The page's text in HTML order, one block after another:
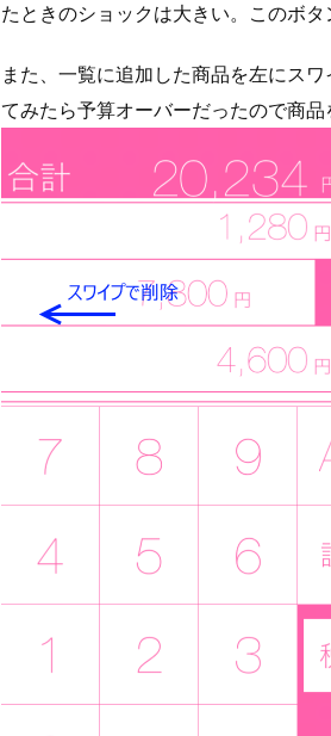
たときのショックは大きい。このボタ
また、一覧に追加した商品を左にス
てみたら予算オーバーだったので商品